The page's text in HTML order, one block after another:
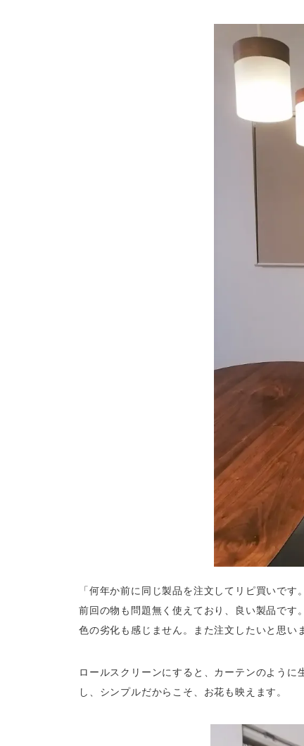
「何年か前に同じ製品を注文してリピ買いです。
前回の物も問題無く使えており、良い製品です。
色の劣化も感じません。また注文したいと思い
ロールスクリーンにすると、カーテンのよう
し、シンプルだからこそ、お花も映えます。